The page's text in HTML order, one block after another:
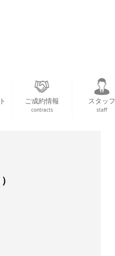
ご成約情報
contracts
スタッフ
staff